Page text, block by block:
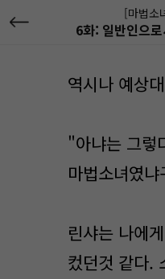
[마법소
6화: 일반인으
역시나 예상
"아냐는 그렇
마법소녀였
린샤는 나에
컸던것 같다.